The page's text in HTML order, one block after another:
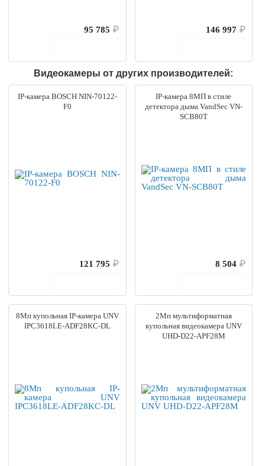
95 785 ₽
146 997 ₽
Видеокамеры от других производителей:
IP-камера BOSCH NIN-70122-
F0
121 795 ₽
IP-камера 8МП в стиле
детектора дыма VandSec VN-
SCB80T
8 504 ₽
8Мп купольная IP-камера UNV
IPC3618LE-ADF28KC-DL
2Мп мультиформатная
купольная видеокамера UNV
UHD-D22-APF28M